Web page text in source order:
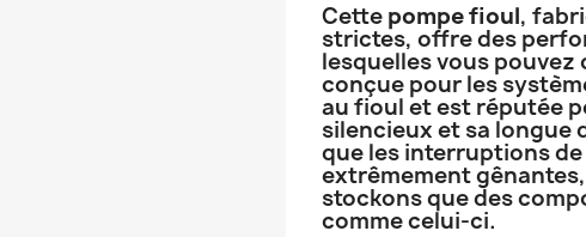
Cette pompe fioul,
strictes, offre des
lesquelles vous pouvez
conçue pour les
au fioul et est réputée
silencieux et sa longue
que les interruptions
extrêmement
stockons que des
comme celui-ci.